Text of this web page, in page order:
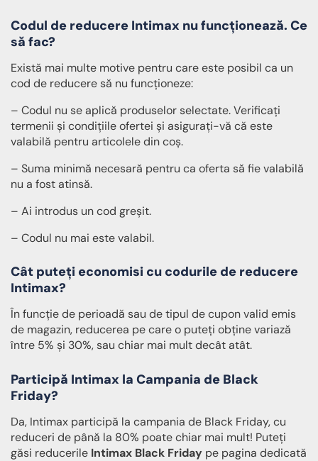
Codul de reducere Intimax nu funcționează. Ce
să fac?
Există mai multe motive pentru care este posibil ca un
cod de reducere să nu funcționeze:
– Codul nu se aplică produselor selectate. Verificați
termenii și condițiile ofertei și asigurați-vă că este
valabilă pentru articolele din coș.
– Suma minimă necesară pentru ca oferta să fie valabilă
nu a fost atinsă.
– Ai introdus un cod greșit.
– Codul nu mai este valabil.
Cât puteți economisi cu codurile de reducere
Intimax?
În funcție de perioadă sau de tipul de cupon valid emis
de magazin, reducerea pe care o puteți obține variază
între 5% și 30%, sau chiar mai mult decât atât.
Participă Intimax la Campania de Black
Friday?
Da, Intimax participă la campania de Black Friday, cu
reduceri de până la 80% poate chiar mai mult! Puteți
găsi reducerile Intimax Black Friday pe pagina dedicată